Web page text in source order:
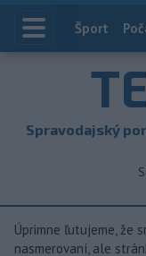
Index
Šport
Spravodajský
Úprimne ľutujeme, že
nasmerovaní, ale